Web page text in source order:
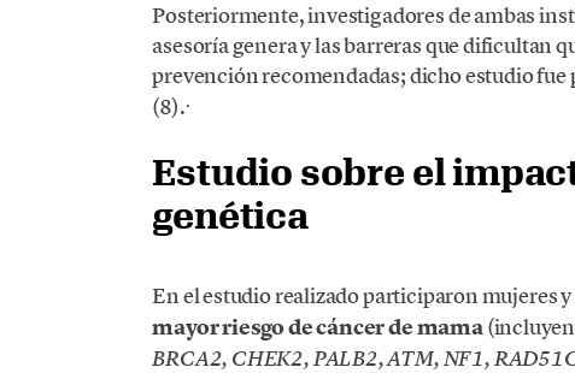
Posteriormente, investigadores de ambas
asesoría genera y las barreras que dificultan
prevención recomendadas; dicho estudio fue
(8)..
Estudio sobre el
genética
En el estudio realizado participaron mujeres
mayor riesgo de cáncer de mama
BRCA2, CHEK2, PALB2, ATM, NF1,